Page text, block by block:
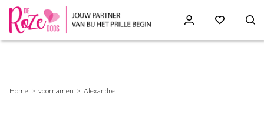
Home voornamen Alexandre